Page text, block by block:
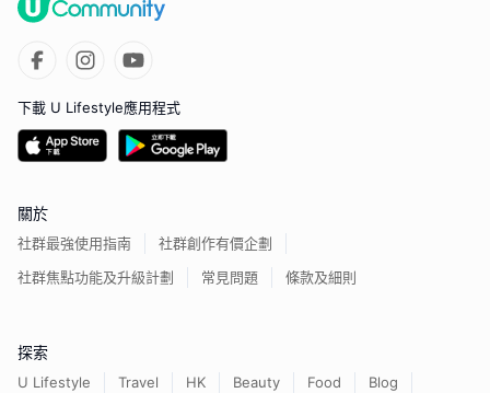
下載 U Lifestyle應用程式
關於
社群最強使用指南
社群創作有價企劃
社群焦點功能及升級計劃
常見問題 條款及細則
探索
U Lifestyle Travel HK Beauty Food
Blog